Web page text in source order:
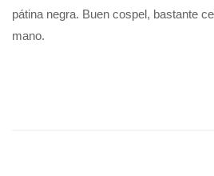
pátina negra. Buen cospel, bastante
mano.